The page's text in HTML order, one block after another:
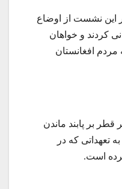
این نشست از اوضاع
کردند و خواهان
مردم افغانستان
قطر بر پابند ماندن
تعهداتی که در
است.